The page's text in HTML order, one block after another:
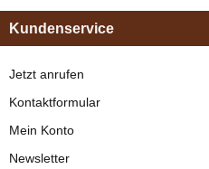
Kundenservice
Jetzt anrufen
Kontaktformular
Mein Konto
Newsletter